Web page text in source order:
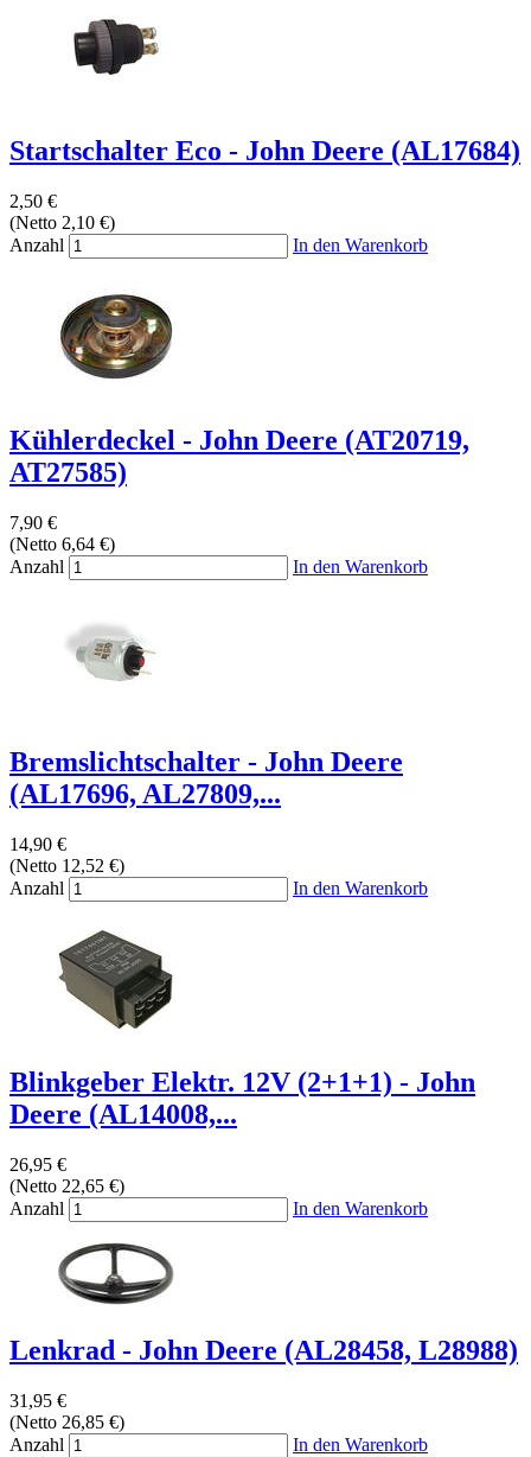
Startschalter Eco - John Deere (AL17684)
2,50 €
(Netto 2,10 €)
Anzahl
In den Warenkorb
Kühlerdeckel - John Deere (AT20719,
AT27585)
7,90 €
(Netto 6,64 €)
Anzahl
In den Warenkorb
Bremslichtschalter - John Deere
(AL17696, AL27809,...
14,90 €
(Netto 12,52 €)
Anzahl
In den Warenkorb
Blinkgeber Elektr. 12V (2+1+1) - John
Deere (AL14008,...
26,95 €
(Netto 22,65 €)
Anzahl
In den Warenkorb
Lenkrad - John Deere (AL28458, L28988)
31,95 €
(Netto 26,85 €)
Anzahl
In den Warenkorb